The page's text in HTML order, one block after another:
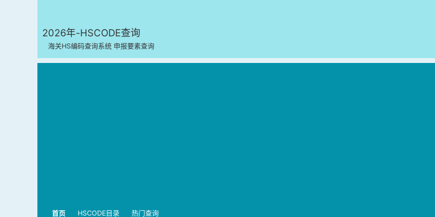
2026年-HSCODE查询
海关HS编码查询系统 申报要素查询
首页 HSCODE目录 热门查询